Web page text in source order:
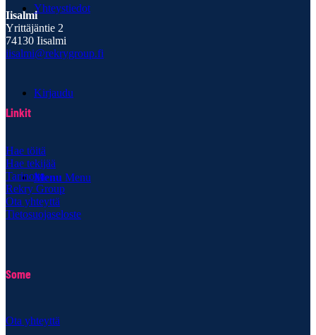
Yhteystiedot
Kirjaudu
Menu Menu
Iisalmi
Yrittäjäntie 2
74130 Iisalmi
iisalmi@rekrygroup.fi
Linkit
Hae töitä
Hae tekijää
Tarinoita
Rekry Group
Ota yhteyttä
Tietosuojaseloste
Some
Ota yhteyttä